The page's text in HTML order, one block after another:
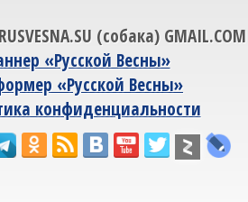
(собака) GMAIL.COM
«Русской Весны»
«Русской Весны»
конфиденциальности